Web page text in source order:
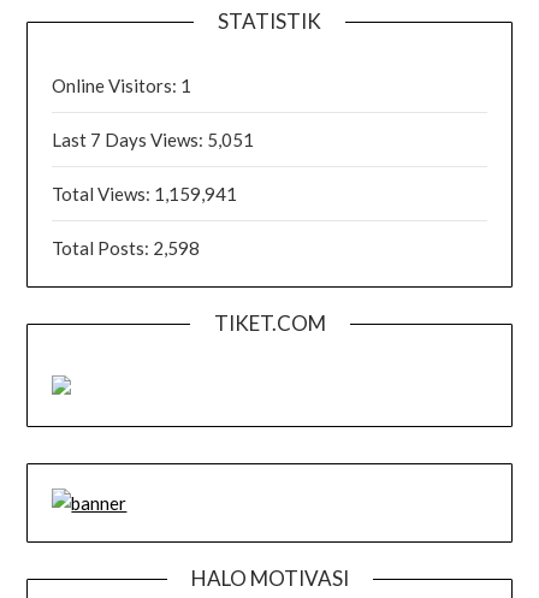
STATISTIK
Online Visitors: 1
Last 7 Days Views: 5,051
Total Views: 1,159,941
Total Posts: 2,598
TIKET.COM
HALO MOTIVASI